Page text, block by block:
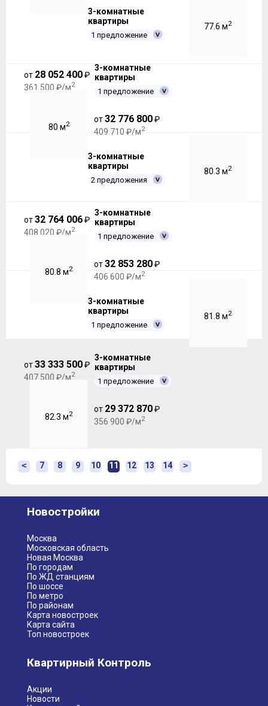
3-комнатные
квартиры
1 предложение
77.6 м2
от 28 052 400₽
361 500 ₽/м2
3-комнатные
квартиры
1 предложение
80 м2
от32 776 800₽
409 710 ₽/м2
3-комнатные
квартиры
2 предложения
80.3 м2
от32 764 006₽
408 020 ₽/м2
3-комнатные
квартиры
1 предложение
80.8 м2
от32 853 280₽
406 600 ₽/м2
3-комнатные
квартиры
1 предложение
81.8 м2
от33 333 500₽
407 500 ₽/м2
3-комнатные
квартиры
1 предложение
82.3 м2
от 29 372 870₽
356 900 ₽/м2
< 7 8 9 10 11 12 13 14 >
Новостройки
Москва
Московская область
Новая Москва
По городам
По ЖД станциям
По шоссе
По метро
По районам
Карта новостроек
Карта сайта
Топ новостроек
Квартирный Контроль
Акции
Новости